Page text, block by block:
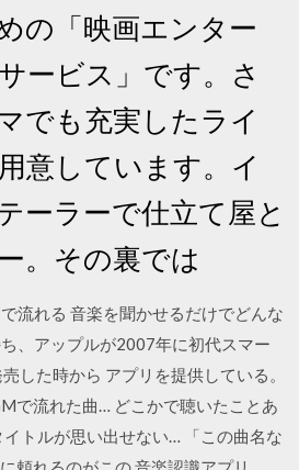
の「映画エンター
ービス」です。さ
でも充実したライ
意しています。イ
ーラーで仕立て屋と
。その裏では
流れる 音楽を聞かせるだけでどんな
、アップルが2007年に初代スマー
した時から アプリを提供している。
で流れた曲… どこかで聴いたことあ
トルが思い出せない… 「この曲名な